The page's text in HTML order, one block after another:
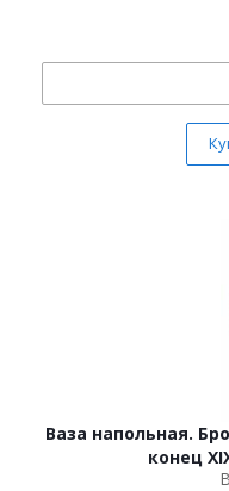
Ваза напольная.
конец